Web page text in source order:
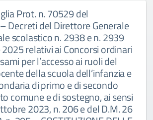
Prot. n. 70529 del
Decreti del Direttore Generale
scolastico n. 2938 e n. 2939
relativi ai Concorsi ordinari
per l’accesso ai ruoli del
della scuola dell’infanzia e
di primo e di secondo
comune e di sostegno, ai sensi
2023, n. 206 e del D.M. 26